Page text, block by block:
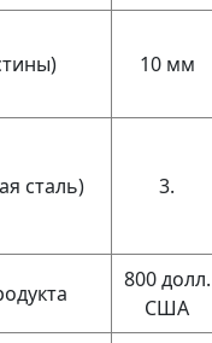
10 мм
сталь) 3.
800 долл.
США